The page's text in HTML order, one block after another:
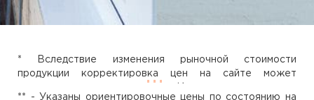
* Вследствие изменения рыночной стоимости
продукции корректировка цен на сайте может
** - Указаны ориентировочные цены по состоянию на